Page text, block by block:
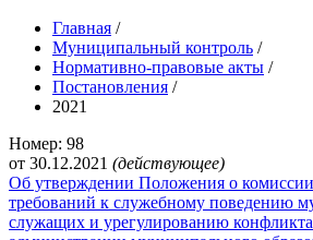
Главная /
Муниципальный контроль /
Нормативно-правовые акты /
Постановления /
2021
Номер: 98
от 30.12.2021 (действующее)
Об утверждении Положения о
требований к служебному поведению
служащих и урегулированию конфликта